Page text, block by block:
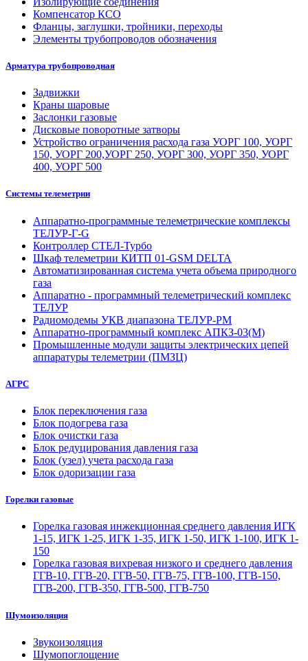
Компенсатор КСО
Фланцы, заглушки, тройники, переходы
Элементы трубопроводов обозначения
Арматура трубопроводная
Задвижки
Краны шаровые
Заслонки газовые
Дисковые поворотные затворы
Устройство ограничения расхода газа УОРГ 100, УОРГ
150, УОРГ 200,УОРГ 250, УОРГ 300, УОРГ 350, УОРГ
400, УОРГ 500
Системы телеметрии
Аппаратно-программные телеметрические комплексы
ТЕЛУР-Г-G
Контроллер СТЕЛ-Турбо
Шкаф телеметрии КИТП 01-GSM DELTA
Автоматизированная система учета объема природного
газа
Аппаратно - программный телеметрический комплекс
ТЕЛУР
Радиомодемы УКВ диапазона ТЕЛУР-РМ
Аппаратно-программный комплекс АПКЗ-03(М)
Промышленные модули защиты электрических цепей
аппаратуры телеметрии (ПМЗЦ)
АГРС
Блок переключения газа
Блок подогрева газа
Блок очистки газа
Блок редуцирования давления газа
Блок (узел) учета расхода газа
Блок одоризации газа
Горелки газовые
Горелка газовая инжекционная среднего давления ИГК
1-15, ИГК 1-25, ИГК 1-35, ИГК 1-50, ИГК 1-100, ИГК 1-
150
Горелка газовая вихревая низкого и среднего давления
ГГВ-10, ГГВ-20, ГГВ-50, ГГВ-75, ГГВ-100, ГГВ-150,
ГГВ-200, ГГВ-350, ГГВ-500, ГГВ-750
Шумоизоляция
Звукоизоляция
Шумопоглощение